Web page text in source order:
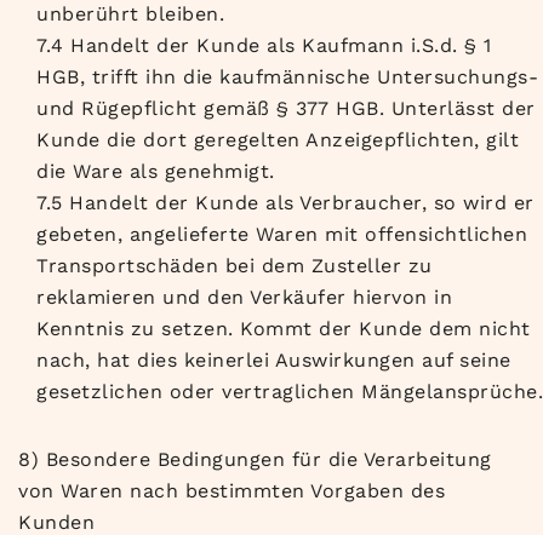
unberührt bleiben.
7.4 Handelt der Kunde als Kaufmann i.S.d. § 1
HGB, trifft ihn die kaufmännische Untersuchungs-
und Rügepflicht gemäß § 377 HGB. Unterlässt der
Kunde die dort geregelten Anzeigepflichten, gilt
die Ware als genehmigt.
7.5 Handelt der Kunde als Verbraucher, so wird er
gebeten, angelieferte Waren mit offensichtlichen
Transportschäden bei dem Zusteller zu
reklamieren und den Verkäufer hiervon in
Kenntnis zu setzen. Kommt der Kunde dem nicht
nach, hat dies keinerlei Auswirkungen auf seine
gesetzlichen oder vertraglichen Mängelansprüche.
8) Besondere Bedingungen für die Verarbeitung
von Waren nach bestimmten Vorgaben des
Kunden